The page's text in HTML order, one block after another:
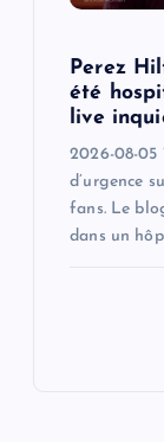
Perez
été
live
2026-08-05
d’urgence
fans. Le
dans un